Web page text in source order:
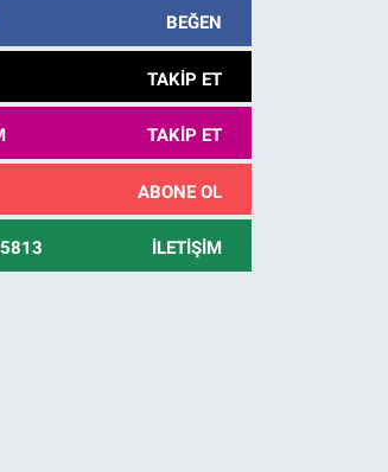
BEĞEN
TAKIP ET
TAKIP ET
ABONE OL
İLETIŞIM